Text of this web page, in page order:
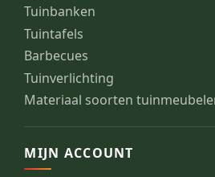
Tuinbanken
Tuintafels
Barbecues
Tuinverlichting
Materiaal soorten
MIJN ACCOUNT